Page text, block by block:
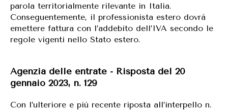
parola territorialmente rilevante in Italia.
Conseguentemente, il professionista estero dovrà
emettere fattura con l’addebito dell’IVA secondo le
regole vigenti nello Stato estero.
Agenzia delle entrate - Risposta del 20
gennaio 2023, n. 129
Con l’ulteriore e più recente riposta all’interpello n.